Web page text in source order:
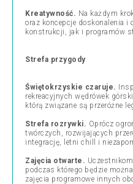
Kreatywność. Na każdym
oraz koncepcje doskonalenia i
konstrukcji, jak i programów
Strefa przygody
Świętokrzyskie czaruje.
rekreacyjnych wędrówek
którą związane są przeróżne
Strefa rozrywki. Oprócz
twórczych, rozwijających
integrację, letni chill i
Zajęcia otwarte.
podczas którego będzie
zajęcia programowe innych